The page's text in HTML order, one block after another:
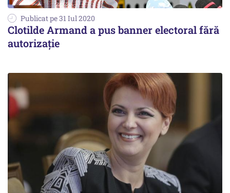
Publicat pe 31 Iul 2020
Clotilde Armand a pus banner electoral fără
autorizație